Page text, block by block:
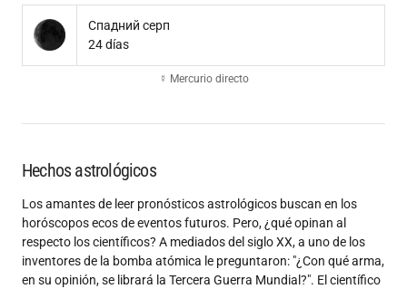
Спадний серп
24 días
☿ Mercurio directo
Hechos astrológicos
Los amantes de leer pronósticos astrológicos buscan en los
horóscopos ecos de eventos futuros. Pero, ¿qué opinan al
respecto los científicos? A mediados del siglo XX, a uno de los
inventores de la bomba atómica le preguntaron: "¿Con qué arma,
en su opinión, se librará la Tercera Guerra Mundial?". El científico